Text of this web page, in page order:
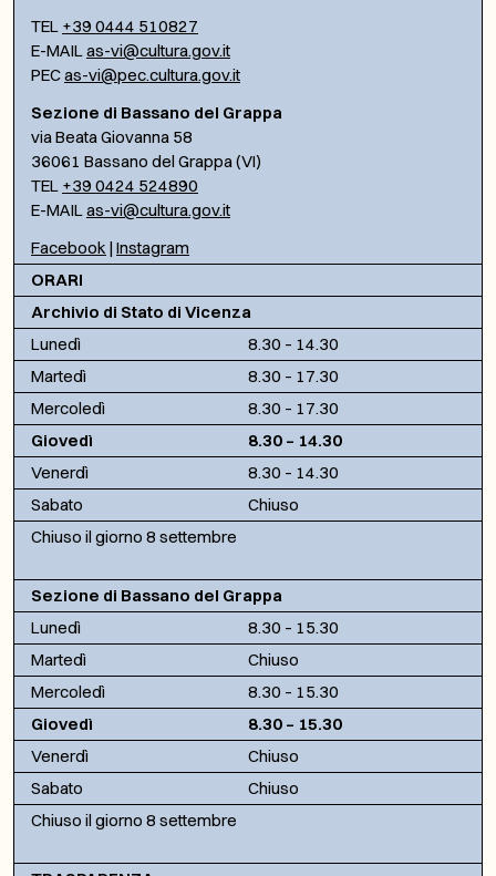
TEL +39 0444 510827
E-MAILas-vi@cultura.gov.it
PECas-vi@pec.cultura.gov.it
Sezione di Bassano del Grappa
via Beata Giovanna 58
36061 Bassano del Grappa (VI)
TEL +39 0424 524890
E-MAILas-vi@cultura.gov.it
Facebook | Instagram
ORARI
Archivio di Stato di Vicenza
Lunedì
8.30 – 14.30
Martedì
8.30 – 17.30
Mercoledì
8.30 – 17.30
Giovedì
8.30 – 14.30
Venerdì
8.30 – 14.30
Sabato
Chiuso
Chiuso il giorno 8 settembre
Sezione di Bassano del Grappa
Lunedì
8.30 – 15.30
Martedì
Chiuso
Mercoledì
8.30 – 15.30
Giovedì
8.30 – 15.30
Venerdì
Chiuso
Sabato
Chiuso
Chiuso il giorno 8 settembre